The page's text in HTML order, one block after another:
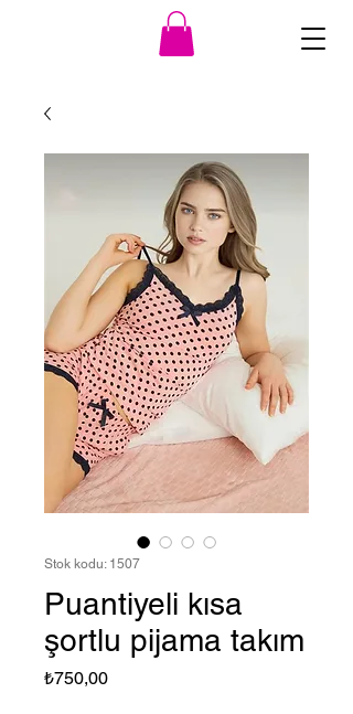
Stok kodu: 1507
Puantiyeli kısa
şortlu pijama takım
₺750,00Fiyat